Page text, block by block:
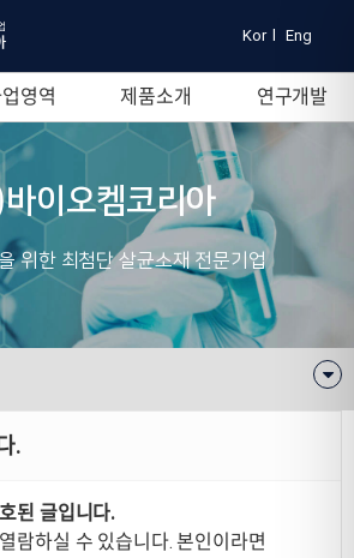
KorlEng
영역 제품소개 연구개발
이오켐코리아
위한 최첨단 살균소재 전문기업
.
된 글입니다.
람하실 수 있습니다. 본인이라면